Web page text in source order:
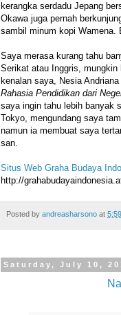
kerangka serdadu Jepang
Okawa juga pernah
sambil minum kopi Wamena.
Saya merasa kurang tahu
Serikat atau Inggris, mungkin
kenalan saya, Nesia
Rahasia Pendidikan dari
saya ingin tahu lebih banyak
Tokyo, mengundang saya
namun ia membuat saya
san.
Situs Web Graha Budaya
http://
Posted by andreasharsono at
Saturday, July 10,